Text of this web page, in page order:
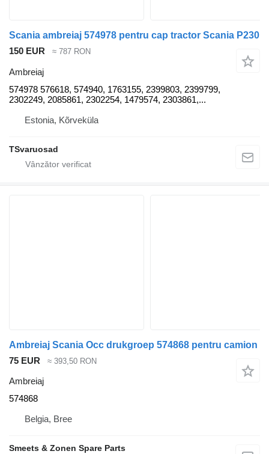
Scania ambreiaj 574978 pentru cap tractor Scania P230
150 EUR
≈ 787 RON
Ambreiaj
574978 576618, 574940, 1763155, 2399803, 2399799,
2302249, 2085861, 2302254, 1479574, 2303861,...
Estonia, Kõrveküla
TSvaruosad
Ambreiaj Scania Occ drukgroep 574868 pentru camion
75 EUR
≈ 393,50 RON
Ambreiaj
574868
Belgia, Bree
Smeets & Zonen Spare Parts